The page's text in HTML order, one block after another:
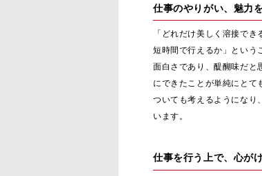
仕事のやりがい、魅力
「どれだけ美しく溶接で
短時間で行えるか」という
面白さであり、醍醐味だと
にできたことが単純にとて
ついても考えるようになり
います。
仕事を行う上で、心が